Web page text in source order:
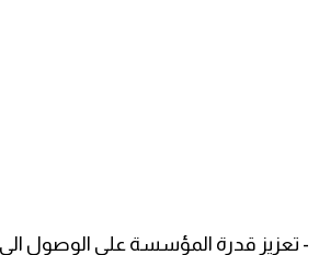
- تعزيز قدرة المؤسسة علي الوصول